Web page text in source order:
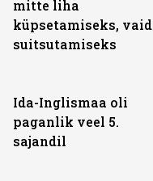
mitte liha
küpsetamiseks, vaid
suitsutamiseks
Ida-Inglismaa oli
paganlik veel 5.
sajandil